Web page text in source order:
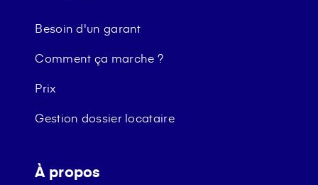
Besoin d'un garant
Comment ça marche ?
Prix
Gestion dossier locataire
À propos